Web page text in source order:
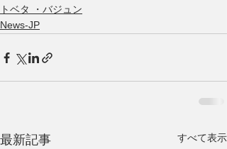
トベタ ・バジュン
News-JP
最新記事 すべて表示